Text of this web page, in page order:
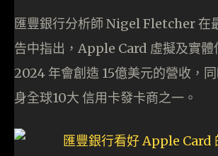
匯豐銀行分析師 Nigel Fletcher 在
告中指出，Apple Card 虛擬及實體
2024 年會創造 15億美元的營收，
身全球10大 信用卡發卡商之一。